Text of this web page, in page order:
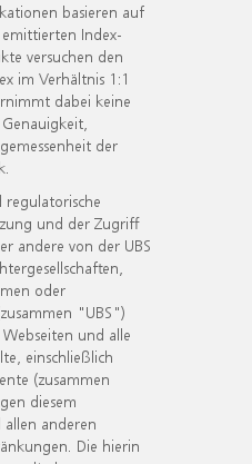
basieren auf
Index-
versuchen den
im Verhältnis 1:1
dabei keine
der
und der Zugriff
andere von der UBS
oder
"UBS")
und alle
einschließlich
(zusammen
diesem
allen anderen
Die hierin